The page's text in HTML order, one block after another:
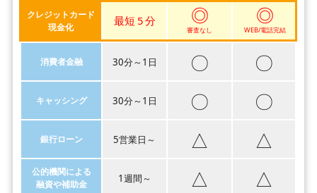
クレジットカード
現金化
最短 5 分 ◎
審査なし
◎
WEB/電話完結
消費者金融 30分～1日 〇 〇
キャッシング 30分～1日 〇 〇
銀行ローン 5営業日～ △ △
公的機関による
融資や補助金
1週間～ △ △